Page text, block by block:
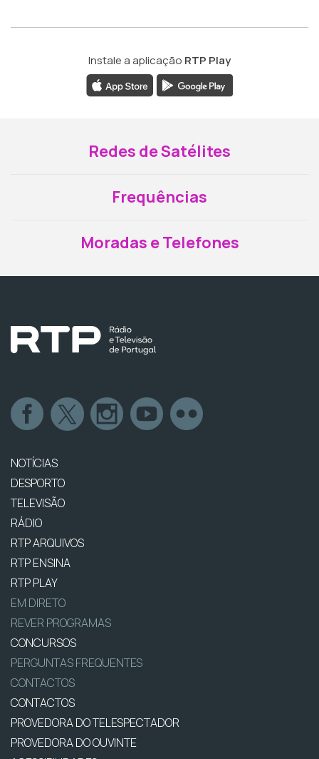
Instale a aplicação RTP Play
Redes de Satélites
Frequências
Moradas e Telefones
NOTÍCIAS
DESPORTO
TELEVISÃO
RÁDIO
RTP ARQUIVOS
RTP ENSINA
RTP PLAY
EM DIRETO
REVER PROGRAMAS
CONCURSOS
PERGUNTAS FREQUENTES
CONTACTOS
CONTACTOS
PROVEDORA DO TELESPECTADOR
PROVEDORA DO OUVINTE